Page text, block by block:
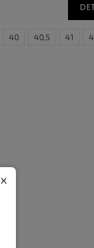
47,5 48,5
40 40,5 41
x